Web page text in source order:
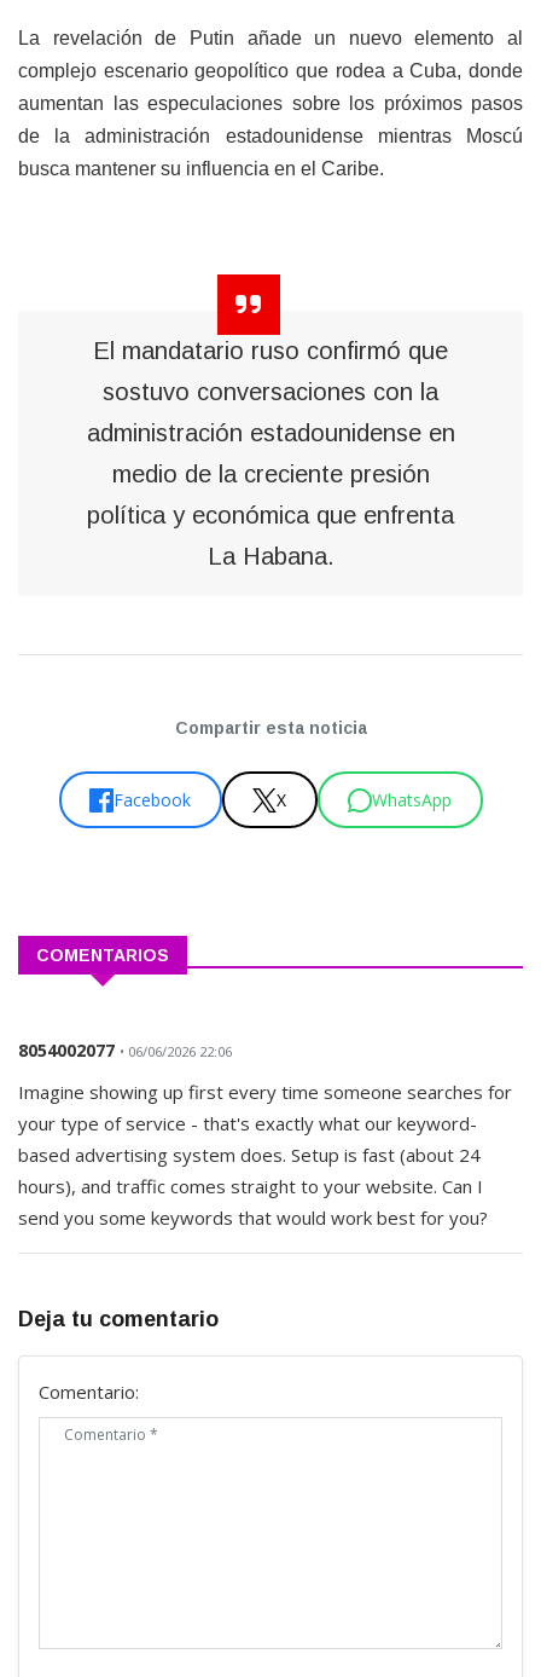
La revelación de Putin añade un nuevo elemento al
complejo escenario geopolítico que rodea a Cuba, donde
aumentan las especulaciones sobre los próximos pasos
de la administración estadounidense mientras Moscú
busca mantener su influencia en el Caribe.
El mandatario ruso confirmó que
sostuvo conversaciones con la
administración estadounidense en
medio de la creciente presión
política y económica que enfrenta
La Habana.
Compartir esta noticia
Facebook X WhatsApp
COMENTARIOS
8054002077 • 06/06/2026 22:06
Imagine showing up first every time someone searches for
your type of service - that's exactly what our keyword-
based advertising system does. Setup is fast (about 24
hours), and traffic comes straight to your website. Can I
send you some keywords that would work best for you?
Deja tu comentario
Comentario: